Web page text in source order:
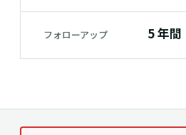
フォローアップ 5 年間